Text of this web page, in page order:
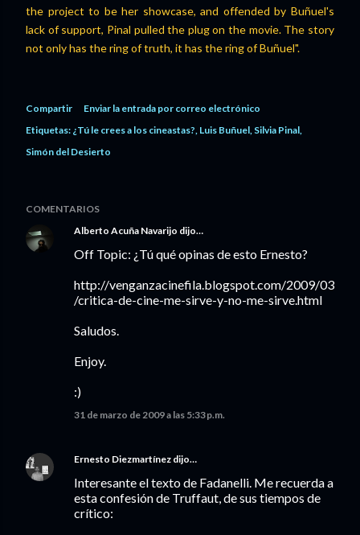
the project to be her showcase, and offended by Buñuel's
lack of support, Pinal pulled the plug on the movie. The story
not only has the ring of truth, it has the ring of Buñuel".
Compartir
Enviar la entrada por correo electrónico
Etiquetas: ¿Tú le crees a los cineastas? Luis Buñuel Silvia Pinal
Simón del Desierto
COMENTARIOS
Alberto Acuña Navarijo dijo…
Off Topic: ¿Tú qué opinas de esto Ernesto?
http://venganzacinefila.blogspot.com/2009/03
/critica-de-cine-me-sirve-y-no-me-sirve.html
Saludos.
Enjoy.
:)
31 de marzo de 2009 a las 5:33 p.m.
Ernesto Diezmartínez dijo…
Interesante el texto de Fadanelli. Me recuerda a
esta confesión de Truffaut, de sus tiempos de
crítico: